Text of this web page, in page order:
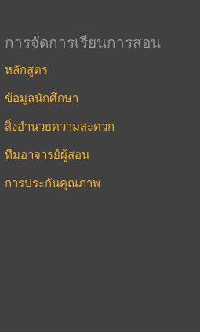
การจัดการเรียนการสอน
หลักสูตร
ข้อมูลนักศึกษา
สิ่งอำนวยความสะดวก
ทีมอาจารย์ผู้สอน
การประกันคุณภาพ